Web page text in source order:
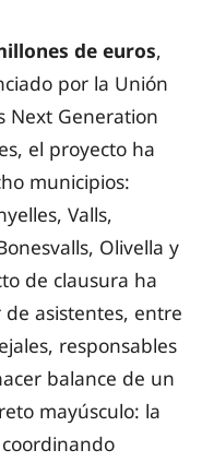
de euros,
por la Unión
Next Generation
el proyecto ha
municipios:
Valls,
Olivella y
de clausura ha
asistentes, entre
responsables
balance de un
mayúsculo: la
coordinando